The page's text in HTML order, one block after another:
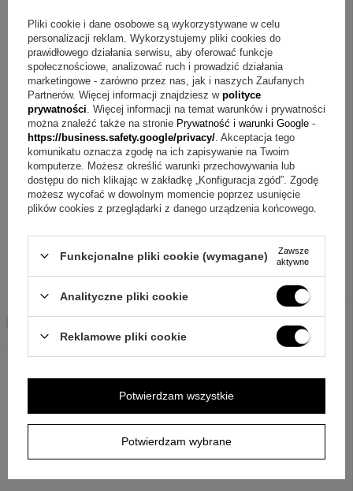
spełni swoją rolę podczas ceremonii i po niej. Motyw serca
na dłoni oraz szara tonacja tworzą stonowany wygląd, a
możliwość dodania zdjęcia lub grafiki pozwala dopasować
projekt do rodzinnego stylu. Wybierz treść, przygotuj dane i
stwórz szatkę, do której chętnie będzie się wracać.
Pliki cookie i dane osobowe są wykorzystywane w celu
personalizacji reklam. Wykorzystujemy pliki cookies do
prawidłowego działania serwisu, aby oferować funkcje
społecznościowe, analizować ruch i prowadzić działania
marketingowe - zarówno przez nas, jak i naszych Zaufanych
Partnerów. Więcej informacji znajdziesz w polityce
prywatności . Więcej informacji na temat warunków i prywatności
można znaleźć także na stronie Prywatność i warunki Google -
https://business.safety.google/privacy/ . Akceptacja tego
komunikatu oznacza zgodę na ich zapisywanie na Twoim
komputerze. Możesz określić warunki przechowywania lub
dostępu do nich klikając w zakładkę „Konfiguracja zgód”. Zgodę
możesz wycofać w dowolnym momencie poprzez usunięcie
plików cookies z przeglądarki z danego urządzenia końcowego.
Funkcjonalne pliki cookie (wymagane)
Zawsze
aktywne
Analityczne pliki cookie
Reklamowe pliki cookie
Potwierdzam wybrane
Potwierdzam wszystkie